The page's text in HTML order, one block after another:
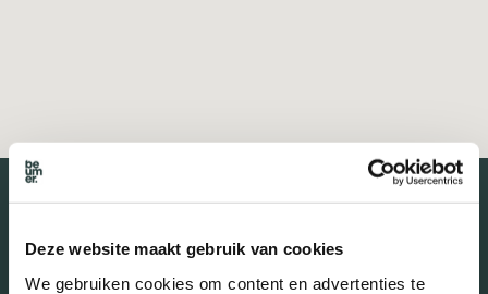
Deze website maakt gebruik van cookies
We gebruiken cookies om content en advertenties te
De buurt